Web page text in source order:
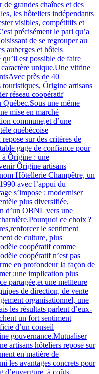
grandes chaînes et des
les hôteliers indépendants
visibles, compétitifs et
précisément le pari qu’a
de se regrouper au
auberges et hôtels
est possible de faire
unique.Une vitrine
près de 40
touristiques, Ôrigine artisans
réseau coopératif
Québec.Sous une même
mise en marché
commune,et d’une
québécoise
sur des critères de
gage de confiance pour
à Ôrigine : une
Ôrigine artisans
Hôtellerie Champêtre, un
avec l’appui du
s’impose : moderniser
plus diversifiée,
d’un OBNL vers une
ce choix ?
le sentiment
de culture, plus
coopératif comme
coopératif n’est pas
en profondeur la façon de
:une implication plus
partagée,et une meilleure
de direction, de vente
organisationnel, une
les résultats parlent d’eux-
un fort sentiment
d’un conseil
gouvernance.Mutualiser
artisans hôteliers repose sur
en matière de
les avantages concrets pour
d’envergure, à coûts